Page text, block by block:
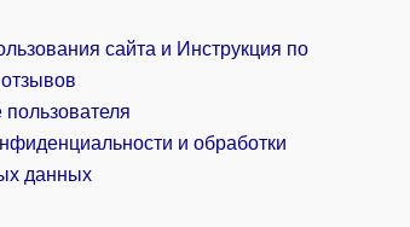
сайта и Инструкция по
и обработки
данных